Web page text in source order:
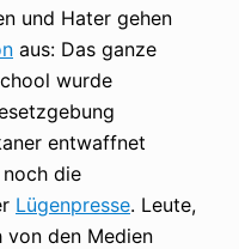
und Hater gehen
aus: Das ganze
wurde
entwaffnet
die
Lügenpresse. Leute,
von den Medien